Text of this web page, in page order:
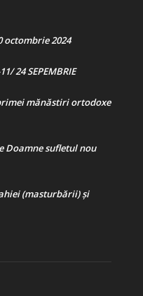
octombrie 2024
24 SEPEMBRIE
mănăstiri ortodoxe
Doamne sufletul nou
(masturbării) şi